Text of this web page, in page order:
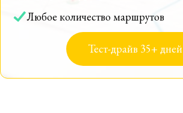
Любое количество маршрутов
Тест-драйв 35+ дней